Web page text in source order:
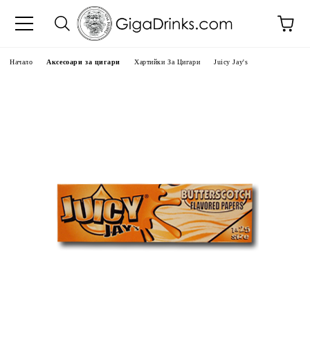
Начало Аксесоари за цигари Хартийки За Цигари Juicy Jay's